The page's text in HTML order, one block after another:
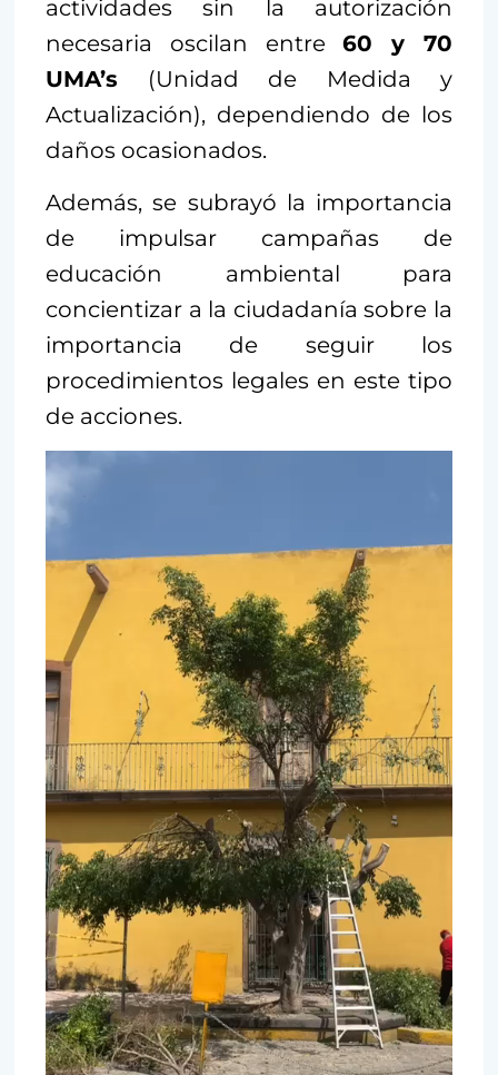
actividades sin la autorización
necesaria oscilan entre60 y 70
UMA’s (Unidad de Medida y
Actualización), dependiendo de los
daños ocasionados.
Además, se subrayó la importancia
de impulsar campañas de
educación ambiental para
concientizar a la ciudadanía sobre la
importancia de seguir los
procedimientos legales en este tipo
de acciones.